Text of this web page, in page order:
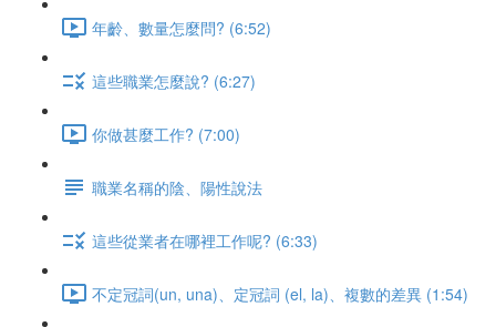
年齡、數量怎麼問? (6:52)
這些職業怎麼說? (6:27)
你做甚麼工作? (7:00)
職業名稱的陰、陽性說法
這些從業者在哪裡工作呢? (6:33)
不定冠詞(un, una)、定冠詞 (el, la)、複數的差異 (1:54)